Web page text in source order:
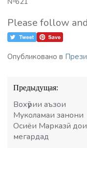
Please follow
Опубликовано в
Навигация
по
записям
Предыдущая:
Вохӯрии аъзои
Муколамаи занони
Осиёи Марказӣ
мегардад